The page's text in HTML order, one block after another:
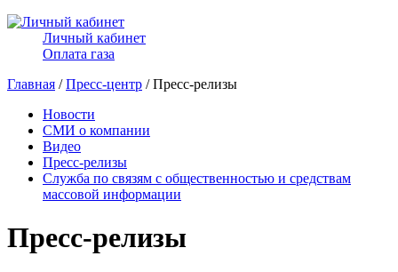
Личный кабинет
Оплата газа
Главная /Пресс-центр / Пресс-релизы
Новости
СМИ о компании
Видео
Пресс-релизы
Служба по связям с общественностью и средствам
массовой информации
Пресс-релизы